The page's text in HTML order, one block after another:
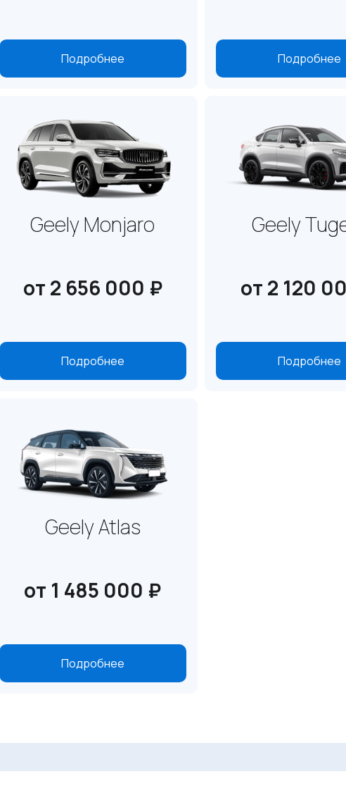
Подробнее Подробнее
Geely Monjaro
от 2 656 000 ₽
Подробнее
Geely
от 2 120
Подробнее
Geely Atlas
от 1 485 000 ₽
Подробнее